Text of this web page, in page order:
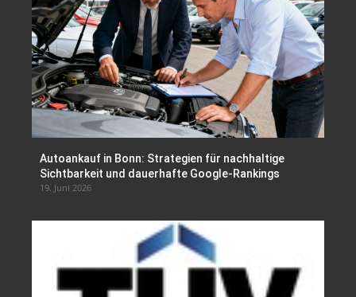
Autoankauf in Bonn: Strategien für nachhaltige
Sichtbarkeit und dauerhafte Google-Rankings
19. Juni 2026